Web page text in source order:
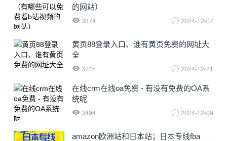
的网站）
3874 2024-12-07
黄页88登录入口、谁有黄页免费的网址大
全
3745 2024-12-21
在线crm在线oa免费 - 有没有免费的OA系
统呢
3494 2024-12-09
amazon欧洲站和日本站；日本专线fba